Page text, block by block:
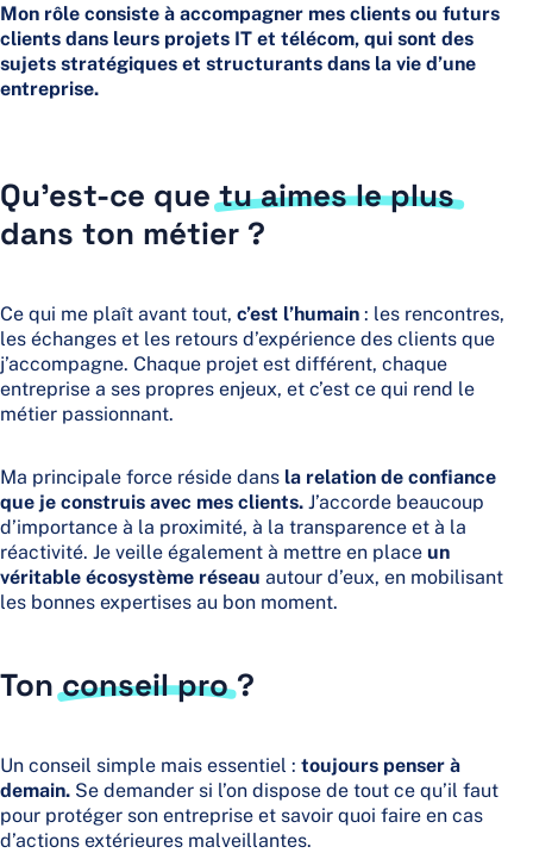
Mon rôle consiste à accompagner mes clients ou futurs
clients dans leurs projets IT et télécom, qui sont des
sujets stratégiques et structurants dans la vie d’une
entreprise.
Qu’est-ce quetu aimes le plus
dans ton métier ?
Ce qui me plaît avant tout, c’est l’humain : les rencontres,
les échanges et les retours d’expérience des clients que
j’accompagne. Chaque projet est différent, chaque
entreprise a ses propres enjeux, et c’est ce qui rend le
métier passionnant.
Ma principale force réside dans la relation de confiance
que je construis avec mes clients. J’accorde beaucoup
d’importance à la proximité, à la transparence et à la
réactivité. Je veille également à mettre en place un
véritable écosystème réseau autour d’eux, en mobilisant
les bonnes expertises au bon moment.
Tonconseil pro?
Un conseil simple mais essentiel : toujours penser à
demain. Se demander si l’on dispose de tout ce qu’il faut
pour protéger son entreprise et savoir quoi faire en cas
d’actions extérieures malveillantes.